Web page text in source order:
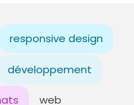
responsive design
développement
web